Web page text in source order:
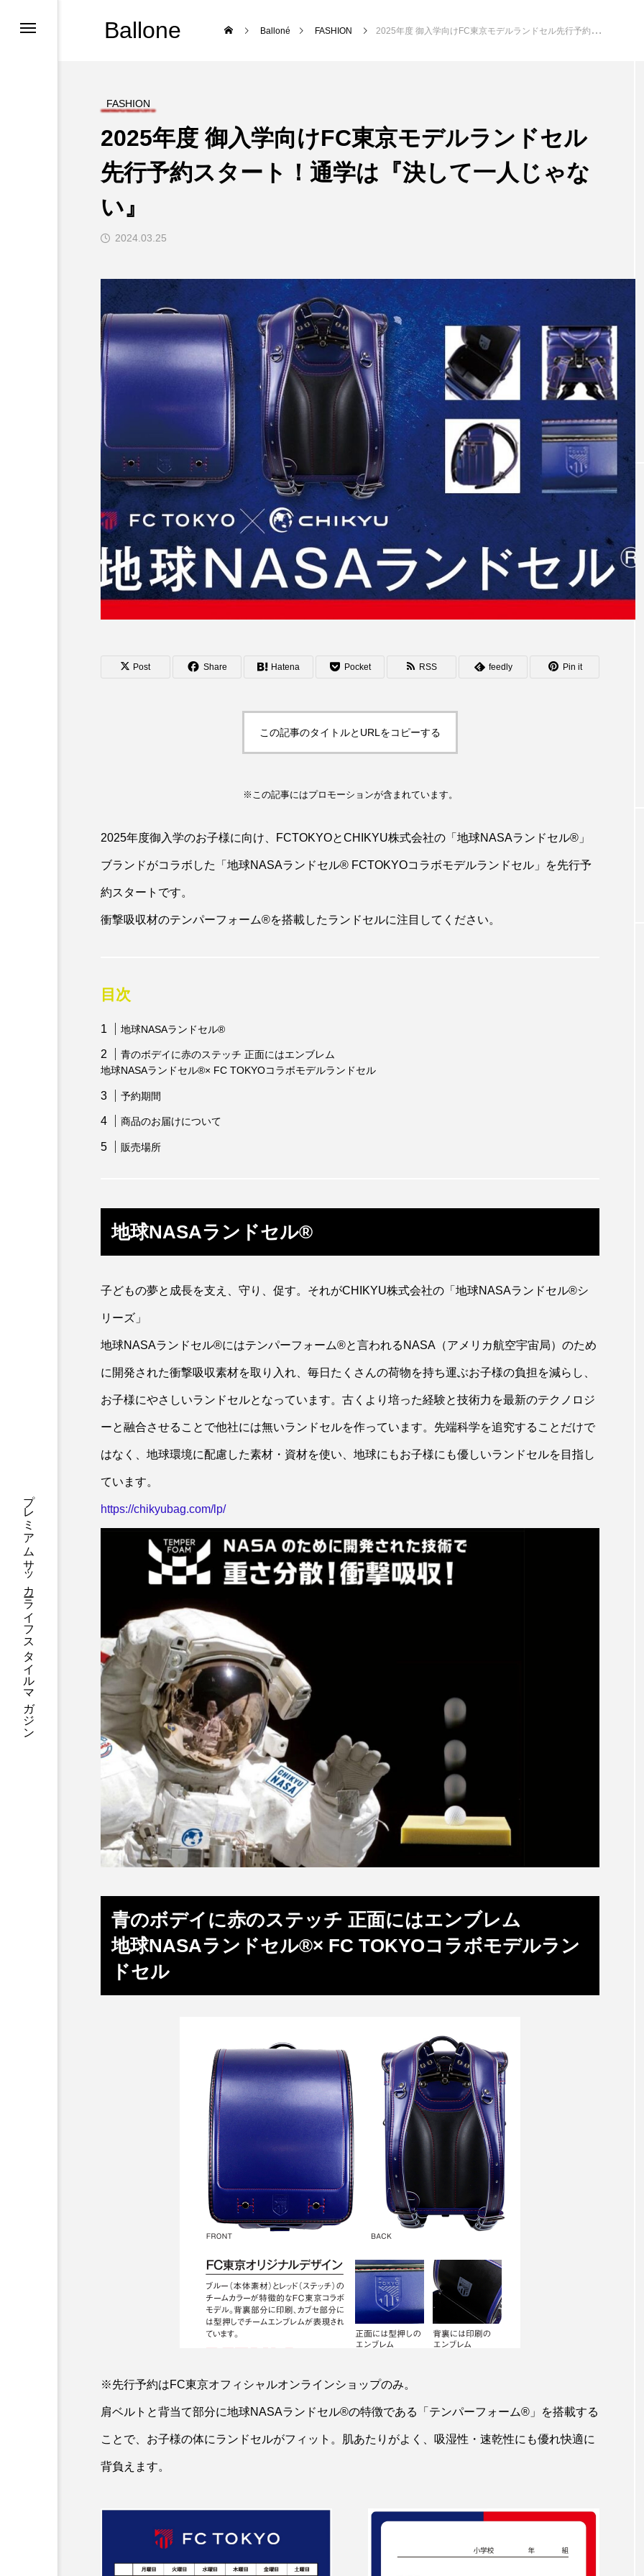
プレミアムサッカーライフスタイルマガジン
Ballone Balloné FASHION 2025年度 御入学向けFC東京モデルランドセル先行予約スタート！通学は『決して一人じゃない』
FASHION
2025年度 御入学向けFC東京モデルランドセル
先行予約スタート！通学は『決して一人じゃな
い』
2024.03.25
Post Share Hatena Pocket RSS feedly Pin it
この記事のタイトルとURLをコピーする
※この記事にはプロモーションが含まれています。
2025年度御入学のお子様に向け、FCTOKYOとCHIKYU株式会社の「地球NASAランドセル®」
ブランドがコラボした「地球NASAランドセル® FCTOKYOコラボモデルランドセル」を先行予
約スタートです。
衝撃吸収材のテンパーフォーム®を搭載したランドセルに注目してください。
目次
地球NASAランドセル®
青のボデイに赤のステッチ 正面にはエンブレム
地球NASAランドセル®× FC TOKYOコラボモデルランドセル
予約期間
商品のお届けについて
販売場所
地球NASAランドセル®
子どもの夢と成長を支え、守り、促す。それがCHIKYU株式会社の「地球NASAランドセル®シ
リーズ」
地球NASAランドセル®にはテンパーフォーム®と言われるNASA（アメリカ航空宇宙局）のため
に開発された衝撃吸収素材を取り入れ、毎日たくさんの荷物を持ち運ぶお子様の負担を減らし、
お子様にやさしいランドセルとなっています。古くより培った経験と技術力を最新のテクノロジ
ーと融合させることで他社には無いランドセルを作っています。先端科学を追究することだけで
はなく、地球環境に配慮した素材・資材を使い、地球にもお子様にも優しいランドセルを目指し
ています。
https://chikyubag.com/lp/
青のボデイに赤のステッチ 正面にはエンブレム
地球NASAランドセル®× FC TOKYOコラボモデルラン
ドセル
※先行予約はFC東京オフィシャルオンラインショップのみ。
肩ベルトと背当て部分に地球NASAランドセル®の特徴である「テンパーフォーム®」を搭載する
ことで、お子様の体にランドセルがフィット。肌あたりがよく、吸湿性・速乾性にも優れ快適に
背負えます。
【SUBU×Jリーグ】冬の新定番！J1全20ク
ラブのコラボサンダルが11月7日発売開始
EVENT
4/7(日)J2リーグ北関東ダービーで『ザ
ンダダンス』初披露！ ＠正田醤油スタジア